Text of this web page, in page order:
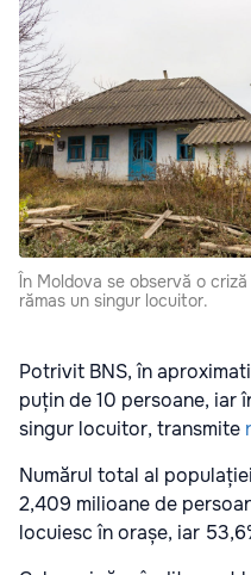
În Moldova se observă o
rămas un singur locuitor.
Potrivit BNS, în
puțin de 10 persoane, iar
singur locuitor, transmite
Numărul total al
2,409 milioane de
locuiesc în orașe, iar